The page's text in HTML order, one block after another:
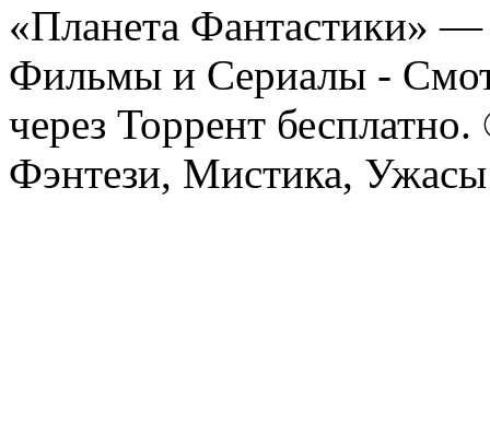
«Планета Фантастики»
Фильмы и Сериалы -
через Торрент
Фэнтези, Мистика,